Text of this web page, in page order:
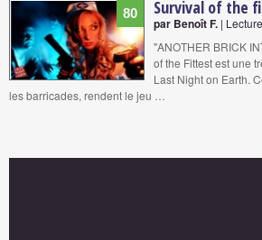
80 Survival of the
par Benoît F. |
"ANOTHER BRICK
of the Fittest est une
Last Night on Earth.
les barricades, rendent le jeu …